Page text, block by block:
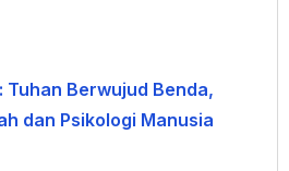
Tuhan Berwujud Benda,
dan Psikologi Manusia